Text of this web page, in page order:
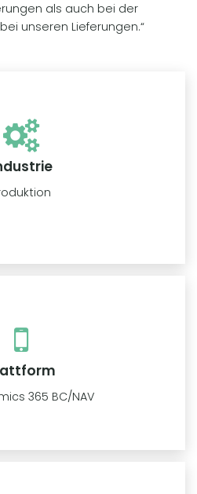
als auch bei der
unseren Lieferungen.“
365 BC/NAV